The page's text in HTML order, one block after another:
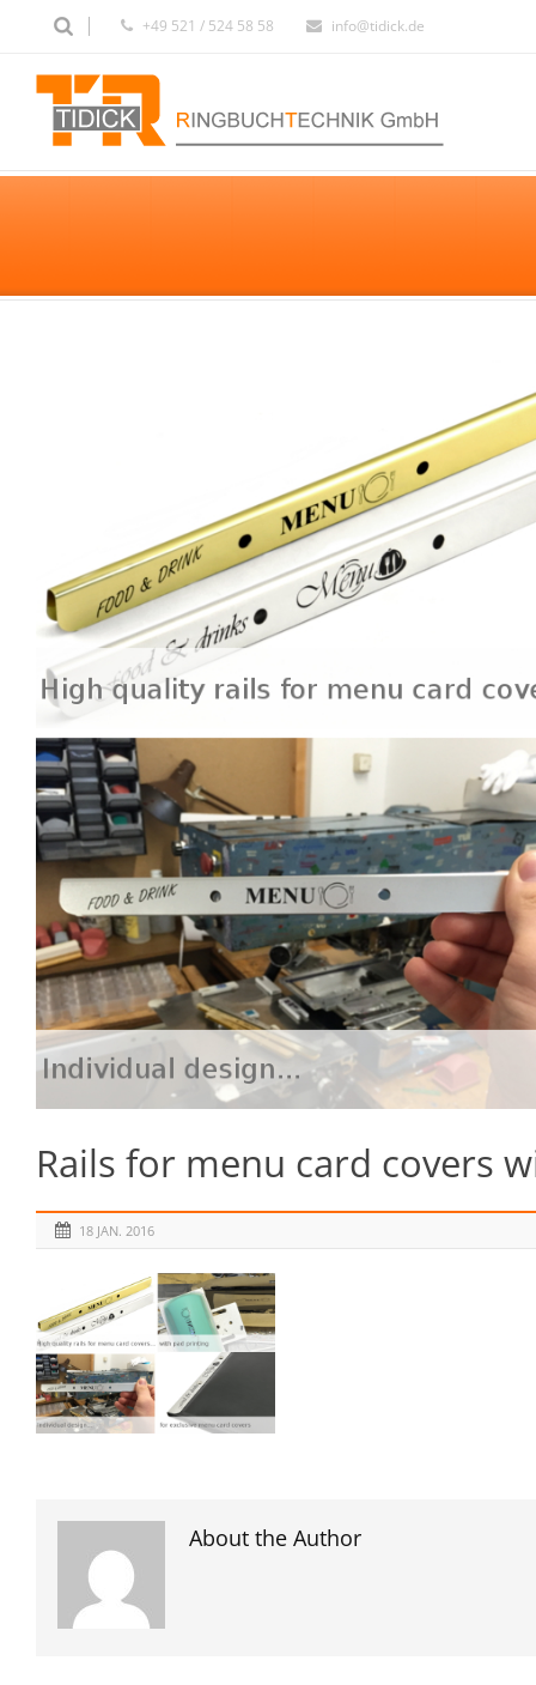
+49 521 / 524 58 58 info@tidick.de
Rails for menu card covers
18 JAN. 2016
About the Author